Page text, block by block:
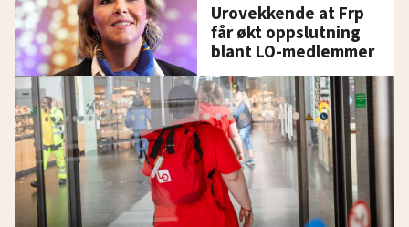
Urovekkende at Frp
får økt oppslutning
blant LO-medlemmer